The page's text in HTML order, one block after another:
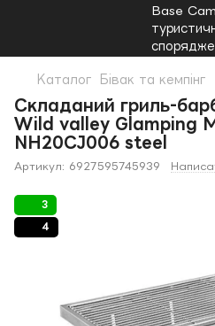
Каталог Бівак та кемпінг
Складаний гриль-
Wild valley Glamping
NH20CJ006 steel
Артикул: 6927595745939
3
4